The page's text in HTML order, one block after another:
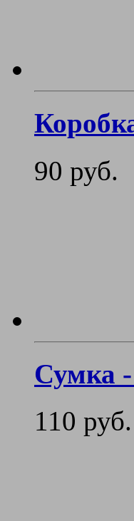
90 руб.
Сумка -
110 руб.